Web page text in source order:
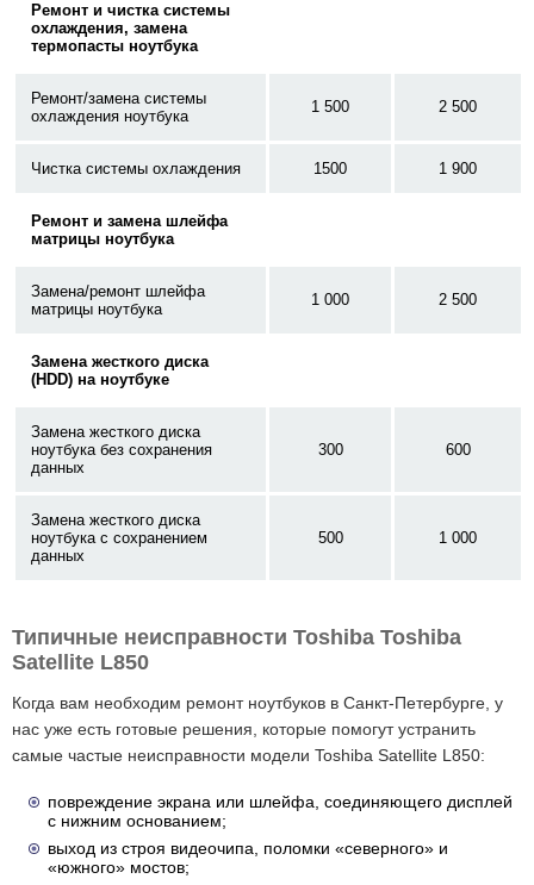
Ремонт и чистка системы
охлаждения, замена
термопасты ноутбука
Ремонт/замена системы
охлаждения ноутбука
1 500 2 500
Чистка системы охлаждения 1500 1 900
Ремонт и замена шлейфа
матрицы ноутбука
Замена/ремонт шлейфа
матрицы ноутбука
1 000 2 500
Замена жесткого диска
(HDD) на ноутбуке
Замена жесткого диска
ноутбука без сохранения
данных
300 600
Замена жесткого диска
ноутбука с сохранением
данных
500 1 000
Типичные неисправности Toshiba Toshiba
Satellite L850
Когда вам необходим ремонт ноутбуков в Санкт-Петербурге, у
нас уже есть готовые решения, которые помогут устранить
самые частые неисправности модели Toshiba Satellite L850:
повреждение экрана или шлейфа, соединяющего дисплей
с нижним основанием;
выход из строя видеочипа, поломки «северного» и
«южного» мостов;